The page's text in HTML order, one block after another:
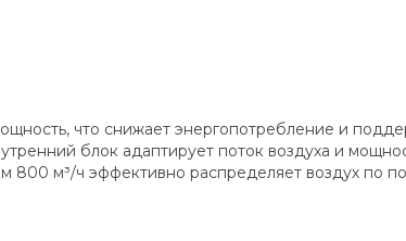
что снижает энергопотребление и
блок адаптирует поток воздуха и
м³/ч эффективно распределяет воздух по